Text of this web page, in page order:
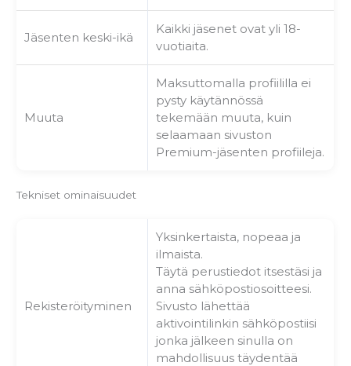
Jäsenten keski-ikä
Kaikki jäsenet ovat yli 18-
vuotiaita.
Muuta
Maksuttomalla profiililla ei
pysty käytännössä
tekemään muuta, kuin
selaamaan sivuston
Premium-jäsenten profiileja.
Tekniset ominaisuudet
Rekisteröityminen
Yksinkertaista, nopeaa ja
ilmaista.
Täytä perustiedot itsestäsi ja
anna sähköpostiosoitteesi.
Sivusto lähettää
aktivointilinkin sähköpostiisi
jonka jälkeen sinulla on
mahdollisuus täydentää